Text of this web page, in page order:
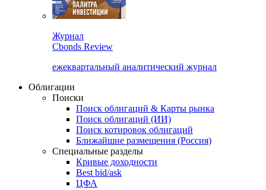
Журнал
Cbonds Review
ежеквартальный аналитический журнал
Облигации
Поиски
Поиск облигаций & Карты рынка
Поиск облигаций (ИИ)
Поиск котировок облигаций
Ближайшие размещения (Россия)
Специальные разделы
Кривые доходности
Best bid/ask
ЦФА